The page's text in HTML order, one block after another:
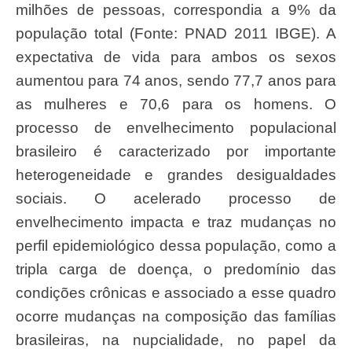
milhões de pessoas, correspondia a 9% da
população total (Fonte: PNAD 2011 IBGE). A
expectativa de vida para ambos os sexos
aumentou para 74 anos, sendo 77,7 anos para
as mulheres e 70,6 para os homens. O
processo de envelhecimento populacional
brasileiro é caracterizado por importante
heterogeneidade e grandes desigualdades
sociais. O acelerado processo de
envelhecimento impacta e traz mudanças no
perfil epidemiológico dessa população, como a
tripla carga de doença, o predomínio das
condições crônicas e associado a esse quadro
ocorre mudanças na composição das famílias
brasileiras, na nupcialidade, no papel da